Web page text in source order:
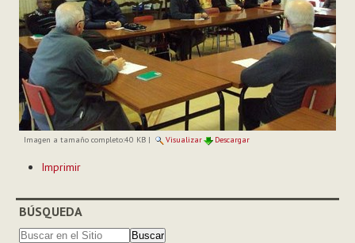
Imagen a tamaño completo:40 KB| Visualizar Descargar
de
Imprimir
BÚSQUEDA